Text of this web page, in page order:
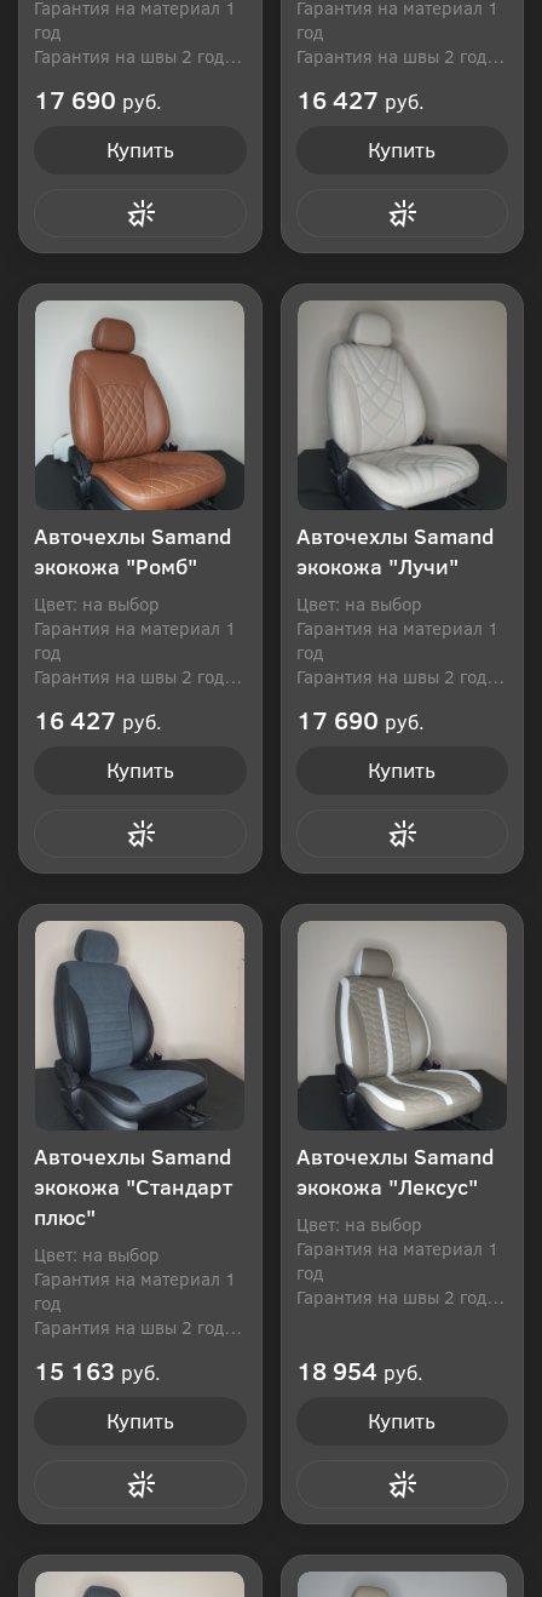
Гарантия на материал 1
год
Гарантия на швы 2 года
17 690 руб.
Купить
Гарантия на материал 1
год
Гарантия на швы 2 года
16 427 руб.
Купить
Авточехлы Samand
экокожа "Ромб"
Цвет: на выбор
Гарантия на материал 1
год
Гарантия на швы 2 года
16 427 руб.
Купить
Авточехлы Samand
экокожа "Лучи"
Цвет: на выбор
Гарантия на материал 1
год
Гарантия на швы 2 года
17 690 руб.
Купить
Авточехлы Samand
экокожа "Стандарт
плюс"
Цвет: на выбор
Гарантия на материал 1
год
Гарантия на швы 2 года
15 163 руб.
Купить
Авточехлы Samand
экокожа "Лексус"
Цвет: на выбор
Гарантия на материал 1
год
Гарантия на швы 2 года
18 954 руб.
Купить